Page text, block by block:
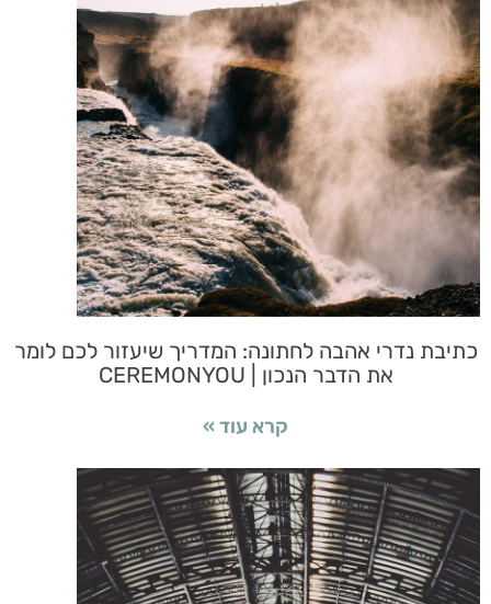
כתיבת נדרי אהבה לחתונה: המדריך שיעזור לכם לומר
את הדבר הנכון | CEREMONYOU
קרא עוד »